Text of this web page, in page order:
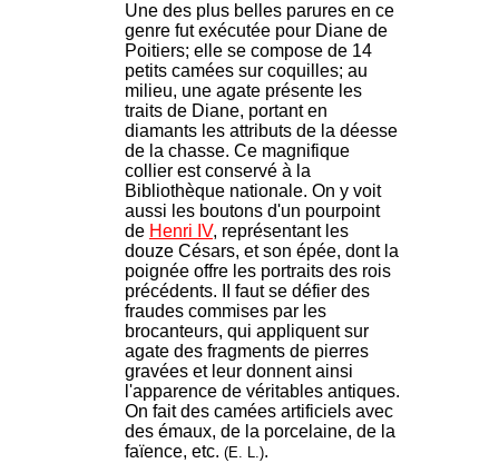
Une des plus belles parures en ce
genre fut exécutée pour Diane de
Poitiers; elle se compose de 14
petits camées sur coquilles; au
milieu, une agate présente les
traits de Diane, portant en
diamants les attributs de la déesse
de la chasse. Ce magnifique
collier est conservé à la
Bibliothèque nationale. On y voit
aussi les boutons d'un pourpoint
de Henri IV, représentant les
douze Césars, et son épée, dont la
poignée offre les portraits des rois
précédents. II faut se défier des
fraudes commises par les
brocanteurs, qui appliquent sur
agate des fragments de pierres
gravées et leur donnent ainsi
l'apparence de véritables antiques.
On fait des camées artificiels avec
des émaux, de la porcelaine, de la
faïence, etc. (E. L.).